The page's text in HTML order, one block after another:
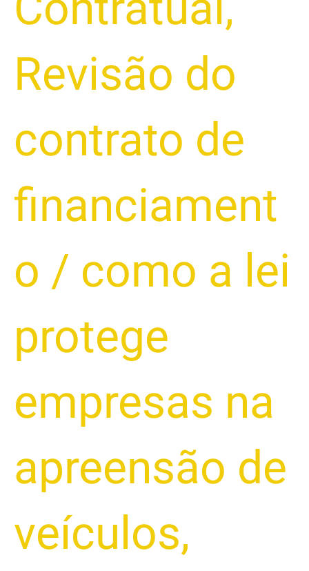
Revisão do
contrato de
financiament
o / como a lei
protege
empresas na
apreensão de
veículos,